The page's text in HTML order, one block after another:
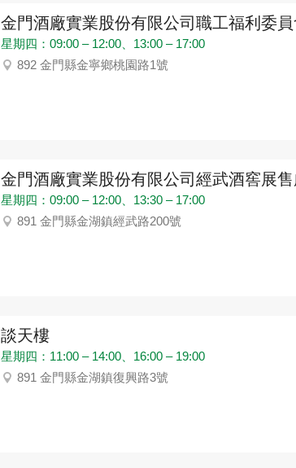
金門酒廠實業股份有限公司職工福利委員
星期四：09:00 – 12:00、13:00 – 17:00
892 金門縣金寧鄉桃園路1號
金門酒廠實業股份有限公司經武酒窖展售
星期四：09:00 – 12:00、13:30 – 17:00
891 金門縣金湖鎮經武路200號
談天樓
星期四：11:00 – 14:00、16:00 – 19:00
891 金門縣金湖鎮復興路3號